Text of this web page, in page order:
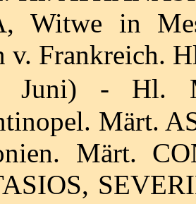
Witwe in
v. Frankreich.
Juni) - Hl.
Märt.
Märt.